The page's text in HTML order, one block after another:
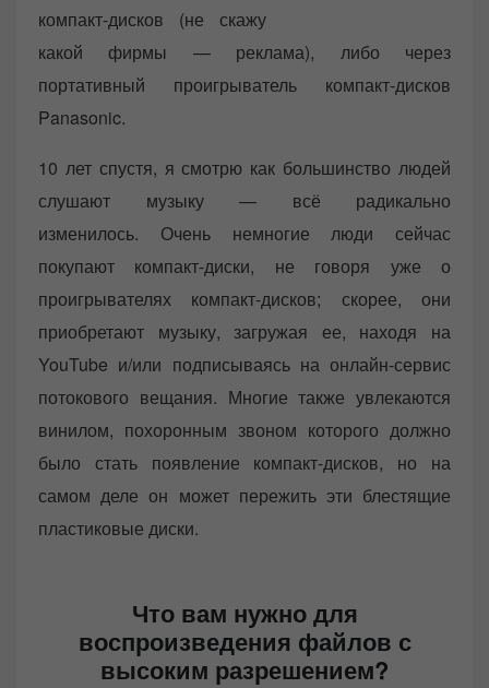
компакт-дисков (не скажу
какой фирмы — реклама), либо через
портативный проигрыватель компакт-дисков
Panasonic.
10 лет спустя, я смотрю как большинство людей
слушают музыку — всё радикально
изменилось. Очень немногие люди сейчас
покупают компакт-диски, не говоря уже о
проигрывателях компакт-дисков; скорее, они
приобретают музыку, загружая ее, находя на
YouTube и/или подписываясь на онлайн-сервис
потокового вещания. Многие также увлекаются
винилом, похоронным звоном которого должно
было стать появление компакт-дисков, но на
самом деле он может пережить эти блестящие
пластиковые диски.
Что вам нужно для
воспроизведения файлов с
высоким разрешением?